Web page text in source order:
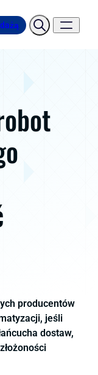
producentów
jeśli
dostaw,